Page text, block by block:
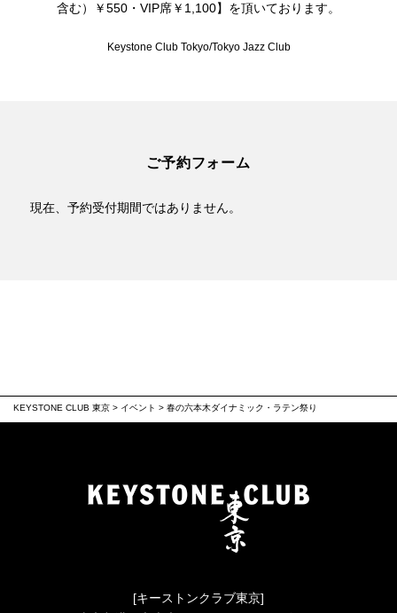
含む）￥550・VIP席￥1,100】を頂いております。
Keystone Club Tokyo/Tokyo Jazz Club
ご予約フォーム
現在、予約受付期間ではありません。
KEYSTONE CLUB 東京 > イベント > 春の六本木ダイナミック・ラテン祭り
[キーストンクラブ東京]